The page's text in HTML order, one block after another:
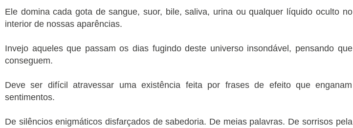
Ele domina cada gota de sangue, suor, bile, saliva, urina ou qualquer líquido oculto no
interior de nossas aparências.
Invejo aqueles que passam os dias fugindo deste universo insondável, pensando que
conseguem.
Deve ser difícil atravessar uma existência feita por frases de efeito que enganam
sentimentos.
De silêncios enigmáticos disfarçados de sabedoria. De meias palavras. De sorrisos pela